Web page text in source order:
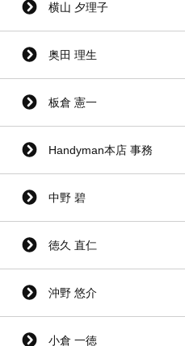
横山 夕理子
奥田 理生
板倉 憲一
Handyman本店 事務
中野 碧
徳久 直仁
沖野 悠介
小倉 一徳